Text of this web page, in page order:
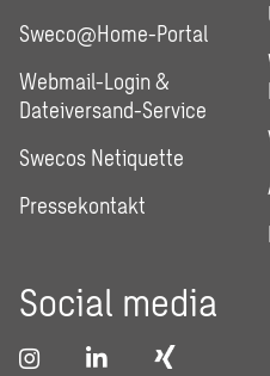
Sweco@Home-Portal
Webmail-Login &
Dateiversand-Service
Swecos Netiquette
Pressekontakt
Social media